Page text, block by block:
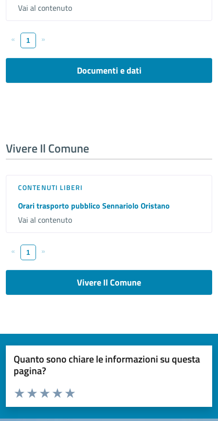
Vai al contenuto
« 1 »
Documenti e dati
Vivere Il Comune
CONTENUTI LIBERI
Orari trasporto pubblico Sennariolo Oristano
Vai al contenuto
« 1 »
Vivere Il Comune
Quanto sono chiare le informazioni su questa
pagina?
Valuta da 1 a 5 stelle la pagina
Valuta 5 stelle su 5
Valuta 4 stelle su 5
Valuta 3 stelle su 5
Valuta 2 stelle su 5
Valuta 1 stelle su 5